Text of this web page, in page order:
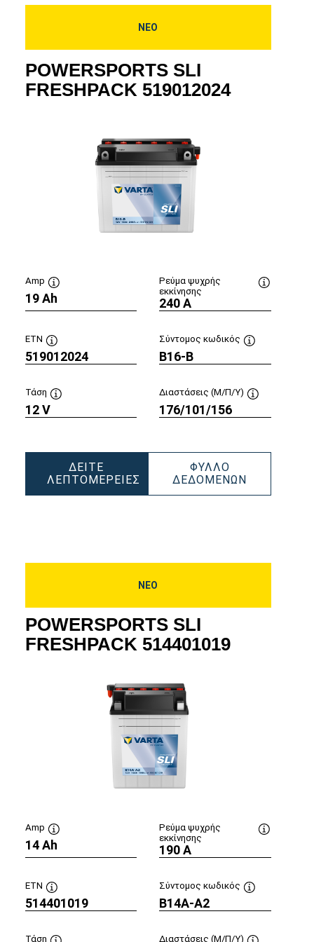
ΝΕΟ
POWERSPORTS SLI
FRESHPACK 519012024
Amp
Συμβουλή
εργαλείου
19 Ah
Ρεύμα ψυχρής
εκκίνησης
240 A
ETN
Συμβουλή
εργαλείου
519012024
Σύντομος κωδικός
εργαλείου
B16-B
Τάση
εργαλείου
12 V
Διαστάσεις (Μ/Π/Υ)
εργαλείου
176/101/156
ΔΕΊΤΕ
ΛΕΠΤΟΜΈΡΕΙΕΣ
ΦΎΛΛΟ
ΔΕΔΟΜΈΝΩΝ
ΝΕΟ
POWERSPORTS SLI
FRESHPACK 514401019
Amp
Συμβουλή
14 Ah
Ρεύμα ψυχρής
εκκίνησης
190 A
ETN
Συμβουλή
εργαλείου
514401019
Σύντομος κωδικός
εργαλείου
B14A-A2
Τάση Διαστάσεις (Μ/Π/Υ)